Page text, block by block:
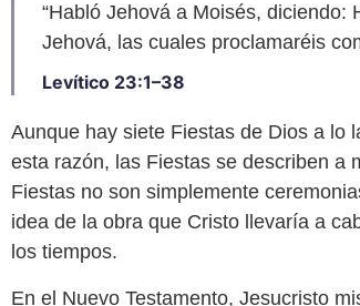
“Habló Jehová a Moisés,
Jehová, las cuales proclamaréis
Levítico 23:1–38
Aunque hay siete Fiestas de Dios a lo
esta razón, las Fiestas se describen a
Fiestas no son simplemente
idea de la obra que Cristo llevaría a
los tiempos.
En el Nuevo Testamento, Jesucristo